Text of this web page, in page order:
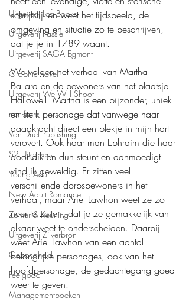
Uitgeverij Loft Books
Uitgeverij Passie
Uitgeverij SAGA Egmont
Graphic novel
Uitgeverij We Will Shoot
non-fictie
Van Driel Publishing
S2 Uitgevers
Young Adult
New Adult Romance
Zomer & Keuning
Uitgeverij Zilverbron
Gezondheid
Feelgood
Managementboeken
schrijfstijl en weet het tijdsbeeld, de
omgeving en situatie zo te beschrijven,
dat je je in 1789 waant.
We volgen het verhaal van Martha
Ballard en de bewoners van het plaatsje
Hallowell. Martha is een bijzonder, uniek
en sterk personage dat vanwege haar
daadkracht direct een plekje in mijn hart
verovert. Ook haar man Ephraim die haar
door dik en dun steunt en aanmoedigt
vind ik geweldig. Er zitten veel
verschillende dorpsbewoners in het
verhaal, maar Ariel Lawhon weet ze zo
neer te zetten, dat je ze gemakkelijk van
elkaar weet te onderscheiden. Daarbij
weet Ariel Lawhon van een aantal
belangrijke personages, ook van het
hoofdpersonage, de gedachtegang goed
weer te geven.